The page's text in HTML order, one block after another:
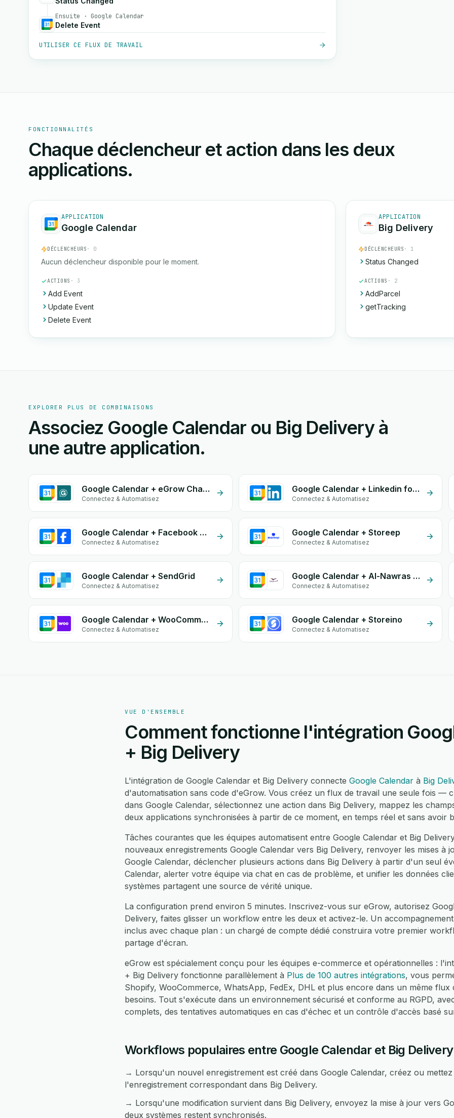
Ensuite · Google Calendar
Delete Event
UTILISER CE FLUX DE TRAVAIL
FONCTIONNALITÉS
Chaque déclencheur et action dans les deux
applications.
APPLICATION
Google Calendar
DÉCLENCHEURS · 0
Aucun déclencheur disponible pour le moment.
ACTIONS · 3
Add Event
Update Event
Delete Event
APPLICATION
Big Delivery
DÉCLENCHEURS · 1
Status Changed
ACTIONS · 2
AddParcel
getTracking
EXPLORER PLUS DE COMBINAISONS
Associez Google Calendar ou Big Delivery à
une autre application.
Google Calendar + eGrow Chat Widget
Connectez & Automatisez
Google Calendar + Linkedin form
Connectez & Automatisez
Google Calendar + Facebook Commerce
Connectez & Automatisez
Google Calendar + Storeep
Connectez & Automatisez
Google Calendar + SendGrid
Connectez & Automatisez
Google Calendar + Al-Nawras (Nawris)
Connectez & Automatisez
Google Calendar + WooCommerce
Connectez & Automatisez
Google Calendar + Storeino
Connectez & Automatisez
VUE D'ENSEMBLE
Comment fonctionne l'intégration
+ Big Delivery
L'intégration de Google Calendar et Big Delivery connecte Google Calendar à Big
d'automatisation sans code d'eGrow. Vous créez un flux de travail une seule fois —
dans Google Calendar, sélectionnez une action dans Big Delivery, mappez les
deux applications synchronisées à partir de ce moment, en temps réel et sans avoir
Tâches courantes que les équipes automatisent entre Google Calendar et Big
nouveaux enregistrements Google Calendar vers Big Delivery, renvoyer les mises à
Google Calendar, déclencher plusieurs actions dans Big Delivery à partir d'un seul
Calendar, alerter votre équipe via chat en cas de problème, et unifier les données
systèmes partagent une source de vérité unique.
La configuration prend environ 5 minutes. Inscrivez-vous sur eGrow, autorisez
Delivery, faites glisser un workflow entre les deux et activez-le. Un
inclus avec chaque plan : un chargé de compte dédié construira votre premier
partage d'écran.
eGrow est spécialement conçu pour les équipes e-commerce et opérationnelles :
+ Big Delivery fonctionne parallèlement à Plus de 100 autres intégrations, vous
Shopify, WooCommerce, WhatsApp, FedEx, DHL et plus encore dans un même flux
besoins. Tout s'exécute dans un environnement sécurisé et conforme au RGPD,
complets, des tentatives automatiques en cas d'échec et un contrôle d'accès basé
Workflows populaires entre Google Calendar et Big Delivery
→ Lorsqu'un nouvel enregistrement est créé dans Google Calendar, créez ou
l'enregistrement correspondant dans Big Delivery.
→ Lorsqu'une modification survient dans Big Delivery, envoyez la mise à jour vers
deux systèmes restent synchronisés.